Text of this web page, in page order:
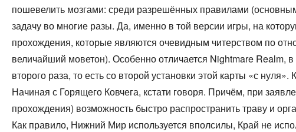
пошевелить мозгами: среди разрешённых правилами
задачу во многие разы. Да, именно в той версии игры, на
прохождения, которые являются очевидным читерством по
величайший моветон). Особенно отличается Nightmare Realm,
второго раза, то есть со второй установки этой карты «с
Начиная с Горящего Ковчега, кстати говоря. Причём, при
прохождения) возможность быстро распространить траву и
Как правило, Нижний Мир используется вполсилы, Край не